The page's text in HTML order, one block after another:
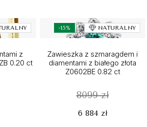
z
0.20 ct
-15% NATURALNY
Zawieszka z szmaragdem i
diamentami z białego złota
Z0602BE 0.82 ct
8099 zł
6 884 zł